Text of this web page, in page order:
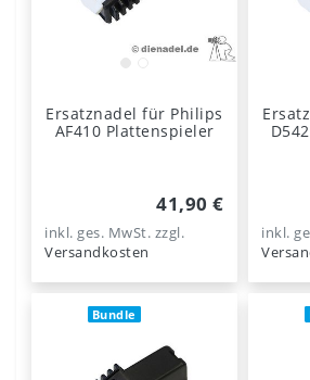
Ersatznadel für Philips
AF410 Plattenspieler
41,90 €
inkl. ges. MwSt. zzgl.
Versandkosten
inkl.
Bundle